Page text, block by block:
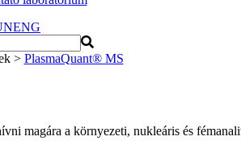
ENG
> PlasmaQuant® MS
magára a környezeti, nukleáris és